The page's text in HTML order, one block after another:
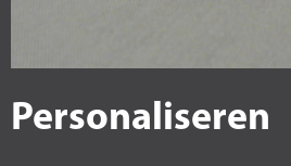
Personaliseren